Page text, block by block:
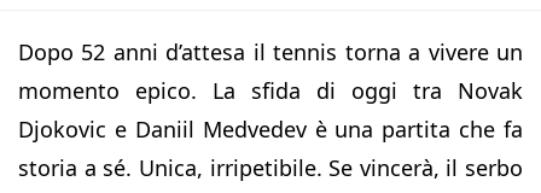
Dopo 52 anni d’attesa il tennis torna a vivere un
momento epico. La sfida di oggi tra Novak
Djokovic e Daniil Medvedev è una partita che fa
storia a sé. Unica, irripetibile. Se vincerà, il serbo